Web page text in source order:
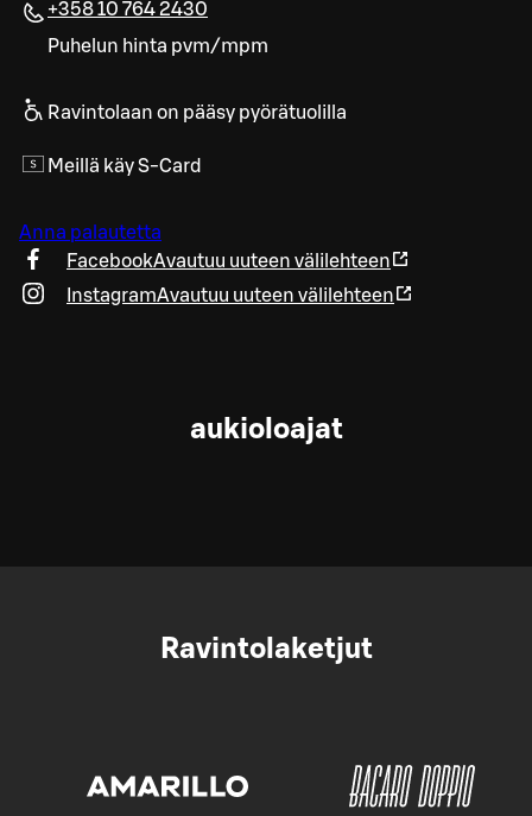
+358 10 764 2430
Puhelun hinta pvm/mpm
Ravintolaan on pääsy pyörätuolilla
Meillä käy S-Card
Anna palautetta
FacebookAvautuu uuteen välilehteen
InstagramAvautuu uuteen välilehteen
aukioloajat
Ravintolaketjut